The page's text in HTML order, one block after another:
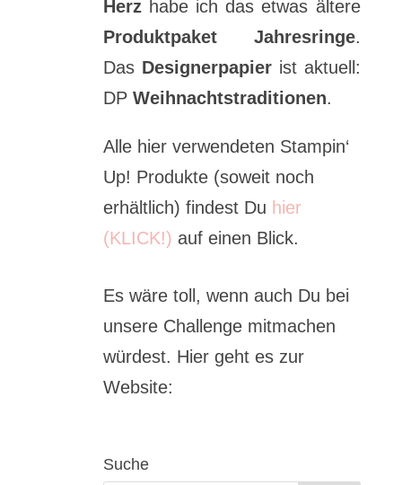
Herzhabe ich das etwas ältere
Produktpaket Jahresringe.
DasDesignerpapierist aktuell:
DP Weihnachtstraditionen.
Alle hier verwendeten Stampin‘
Up! Produkte (soweit noch
erhältlich) findest Du hier
(KLICK!) auf einen Blick.
Es wäre toll, wenn auch Du bei
unsere Challenge mitmachen
würdest. Hier geht es zur
Website:
Suche